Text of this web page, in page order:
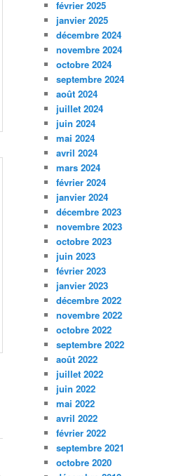
février 2025
janvier 2025
décembre 2024
novembre 2024
octobre 2024
septembre 2024
août 2024
juillet 2024
juin 2024
mai 2024
avril 2024
mars 2024
février 2024
janvier 2024
décembre 2023
novembre 2023
octobre 2023
juin 2023
février 2023
janvier 2023
décembre 2022
novembre 2022
octobre 2022
septembre 2022
août 2022
juillet 2022
juin 2022
mai 2022
avril 2022
février 2022
septembre 2021
octobre 2020